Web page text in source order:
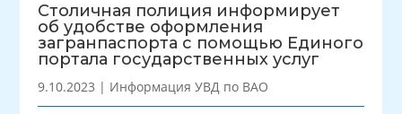
Столичная полиция информирует
об удобстве оформления
загранпаспорта с помощью Единого
портала государственных услуг
9.10.2023 | Информация УВД по ВАО